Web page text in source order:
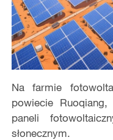
Na farmie
powiecie
paneli
słonecznym.